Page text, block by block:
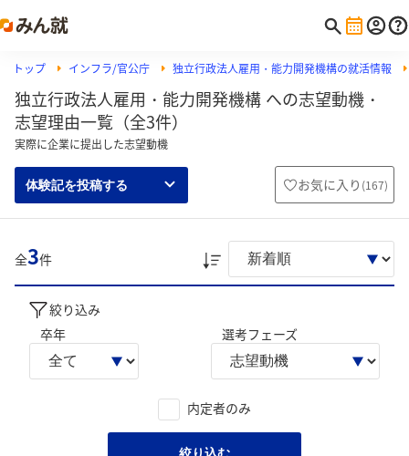
トップ インフラ/官公庁 独立行政法人雇用・能力開発機構の就活情報
独立行政法人雇用・能力開発機構 への志望動機・
志望理由一覧（全3件）
実際に企業に提出した志望動機
体験記を投稿する お気に入り (167)
全3件
絞り込み
卒年
選考フェーズ
内定者のみ